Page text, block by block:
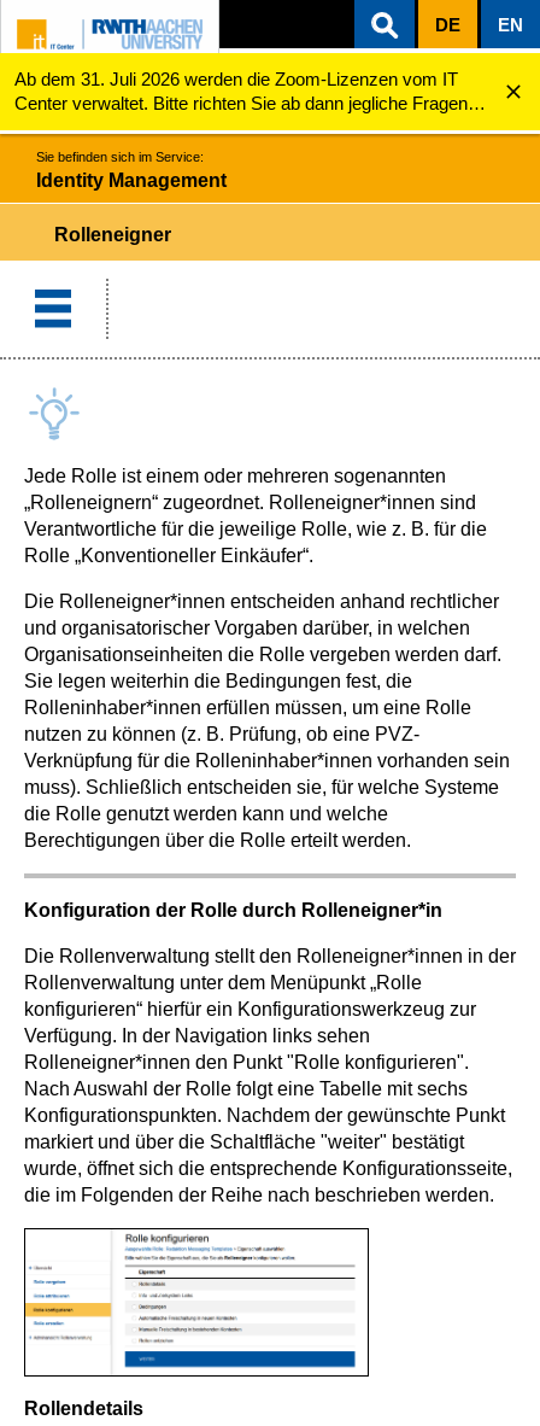
ZUM INHALTSBEREICH
ZUR HAUPTNAVIGATION
ZUR SUCHE
DE EN
Ab dem 31. Juli 2026 werden die Zoom-Lizenzen vom IT
Center verwaltet. Bitte richten Sie ab dann jegliche Fragen
zu den Zoom-Lizenzen (z.B. Probleme mit dem Login) an
servicedesk@itc.rwth-aachen.de.
Identity Management Rolleneigner
Sie befinden sich im Service:
Identity Management
Rolleneigner
Jede Rolle ist einem oder mehreren sogenannten
„Rolleneignern“ zugeordnet. Rolleneigner*innen sind
Verantwortliche für die jeweilige Rolle, wie z. B. für die
Rolle „Konventioneller Einkäufer“.
Die Rolleneigner*innen entscheiden anhand rechtlicher
und organisatorischer Vorgaben darüber, in welchen
Organisationseinheiten die Rolle vergeben werden darf.
Sie legen weiterhin die Bedingungen fest, die
Rolleninhaber*innen erfüllen müssen, um eine Rolle
nutzen zu können (z. B. Prüfung, ob eine PVZ-
Verknüpfung für die Rolleninhaber*innen vorhanden sein
muss). Schließlich entscheiden sie, für welche Systeme
die Rolle genutzt werden kann und welche
Berechtigungen über die Rolle erteilt werden.
Konfiguration der Rolle durch Rolleneigner*in
Die Rollenverwaltung stellt den Rolleneigner*innen in der
Rollenverwaltung unter dem Menüpunkt „Rolle
konfigurieren“ hierfür ein Konfigurationswerkzeug zur
Verfügung. In der Navigation links sehen
Rolleneigner*innen den Punkt "Rolle konfigurieren".
Nach Auswahl der Rolle folgt eine Tabelle mit sechs
Konfigurationspunkten. Nachdem der gewünschte Punkt
markiert und über die Schaltfläche "weiter" bestätigt
wurde, öffnet sich die entsprechende Konfigurationsseite,
die im Folgenden der Reihe nach beschrieben werden.
Rollendetails